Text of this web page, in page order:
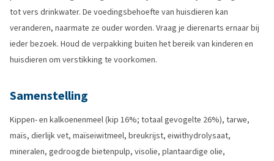
tot vers drinkwater. De voedingsbehoefte van huisdieren kan
veranderen, naarmate ze ouder worden. Vraag je dierenarts ernaar bij
ieder bezoek. Houd de verpakking buiten het bereik van kinderen en
huisdieren om verstikking te voorkomen.
Samenstelling
Kippen- en kalkoenenmeel (kip 16%; totaal gevogelte 26%), tarwe,
maïs, dierlijk vet, maïseiwitmeel, breukrijst, eiwithydrolysaat,
mineralen, gedroogde bietenpulp, visolie, plantaardige olie,